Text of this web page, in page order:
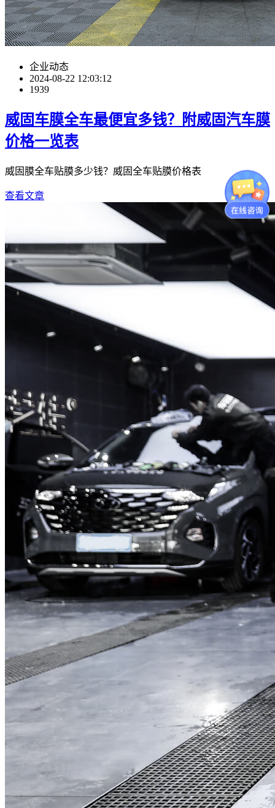
企业动态
2024-08-22 12:03:12
1939
威固车膜全车最便宜多钱？附威固汽车膜
价格一览表
威固膜全车贴膜多少钱？威固全车贴膜价格表
查看文章